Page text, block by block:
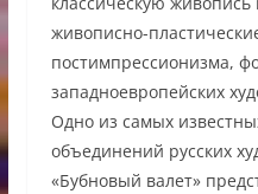
живописно-
постимпрессионизма,
западноевропейских
Одно из самых
объединений русских
«Бубновый валет»